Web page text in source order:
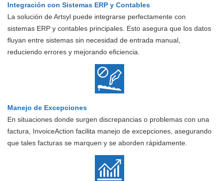
Integración con Sistemas ERP y Contables
La solución de Artsyl puede integrarse perfectamente con
sistemas ERP y contables principales. Esto asegura que los datos
fluyan entre sistemas sin necesidad de entrada manual,
reduciendo errores y mejorando eficiencia.
Manejo de Excepciones
En situaciones donde surgen discrepancias o problemas con una
factura, InvoiceAction facilita manejo de excepciones, asegurando
que tales facturas se marquen y se aborden rápidamente.